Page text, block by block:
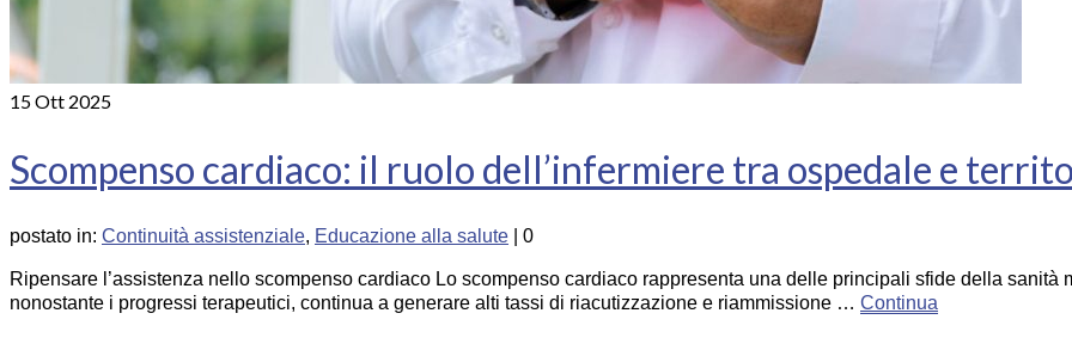
15Ott 2025
Scompenso cardiaco: il ruolo dell’infermiere tra ospedale e
postato in: Continuità assistenziale, Educazione alla salute 0
Ripensare l’assistenza nello scompenso cardiaco Lo scompenso cardiaco rappresenta una delle principali sfide della
nonostante i progressi terapeutici, continua a generare alti tassi di riacutizzazione e riammissione … Continua